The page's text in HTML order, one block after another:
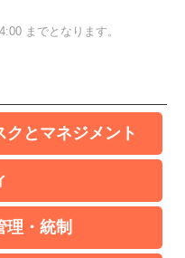
までとなります。
とマネジメント
理・統制